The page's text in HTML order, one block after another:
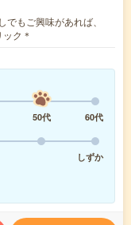
もご興味があれば、
ク＊
50代
60代
しずか